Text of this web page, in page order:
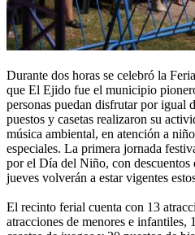
Durante dos horas se celebró la
que El Ejido fue el municipio
personas puedan disfrutar por igual
puestos y casetas realizaron su
música ambiental, en atención a
especiales. La primera jornada
por el Día del Niño, con descuentos
jueves volverán a estar vigentes
El recinto ferial cuenta con 13
atracciones de menores e infantiles,